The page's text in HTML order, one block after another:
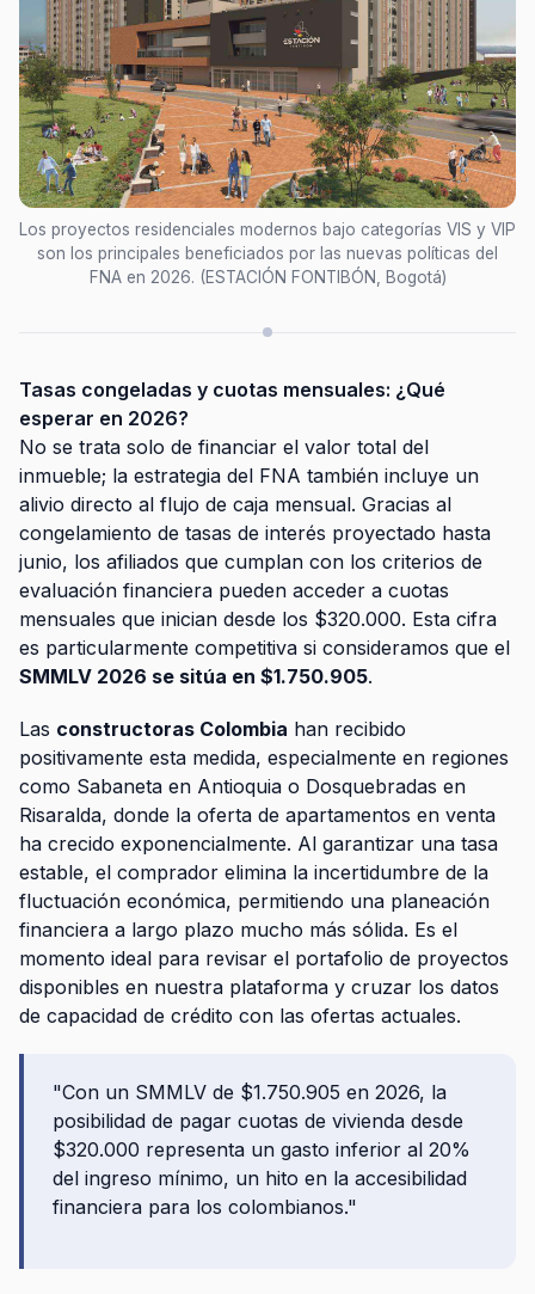
Los proyectos residenciales modernos bajo categorías VIS y VIP
son los principales beneficiados por las nuevas políticas del
FNA en 2026. (ESTACIÓN FONTIBÓN, Bogotá)
Tasas congeladas y cuotas mensuales: ¿Qué
esperar en 2026?
No se trata solo de financiar el valor total del
inmueble; la estrategia del FNA también incluye un
alivio directo al flujo de caja mensual. Gracias al
congelamiento de tasas de interés proyectado hasta
junio, los afiliados que cumplan con los criterios de
evaluación financiera pueden acceder a cuotas
mensuales que inician desde los $320.000. Esta cifra
es particularmente competitiva si consideramos que el
SMMLV 2026 se sitúa en $1.750.905.
Las constructoras Colombia han recibido
positivamente esta medida, especialmente en regiones
como Sabaneta en Antioquia o Dosquebradas en
Risaralda, donde la oferta de apartamentos en venta
ha crecido exponencialmente. Al garantizar una tasa
estable, el comprador elimina la incertidumbre de la
fluctuación económica, permitiendo una planeación
financiera a largo plazo mucho más sólida. Es el
momento ideal para revisar el portafolio de proyectos
disponibles en nuestra plataforma y cruzar los datos
de capacidad de crédito con las ofertas actuales.
"Con un SMMLV de $1.750.905 en 2026, la
posibilidad de pagar cuotas de vivienda desde
$320.000 representa un gasto inferior al 20%
del ingreso mínimo, un hito en la accesibilidad
financiera para los colombianos."